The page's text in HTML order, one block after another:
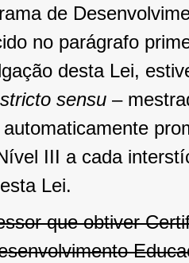
de
no parágrafo
desta Lei,
stricto sensu –
III a cada
Lei.
que obtiver